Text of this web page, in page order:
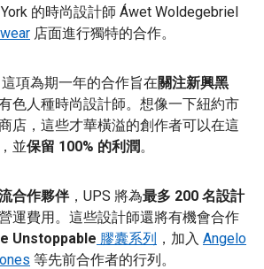
的時尚設計師 Áwet Woldegebriel
店面進行獨特的合作。
這項為期一年的合作旨在關注新興黑
色人種時尚設計師。想像一下紐約市
店，這些才華橫溢的創作者可以在這
並保留 100% 的利潤。
合作夥伴，UPS 將為最多 200 名設計
運費用。這些設計師還將有機會合作
Unstoppable 膠囊系列 ，加入 Angelo
等先前合作者的行列。